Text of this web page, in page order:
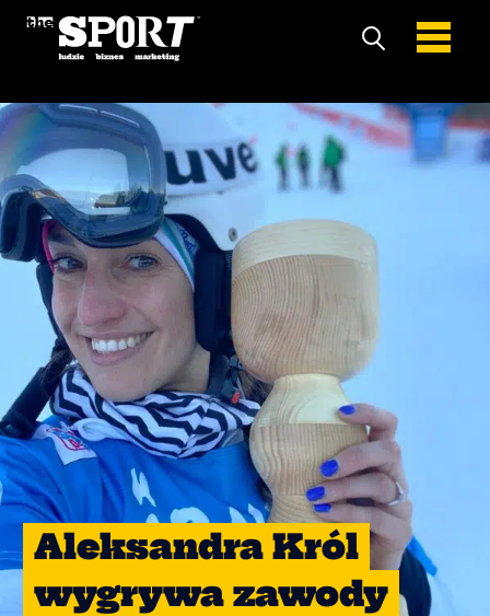
Aleksandra Król
wygrywa zawody